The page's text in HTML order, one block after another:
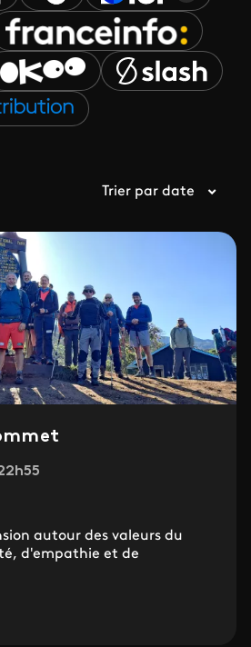
Trier par date
autour des valeurs du
d'empathie et de